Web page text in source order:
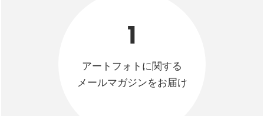
1
アートフォトに関する
メールマガジンをお届け